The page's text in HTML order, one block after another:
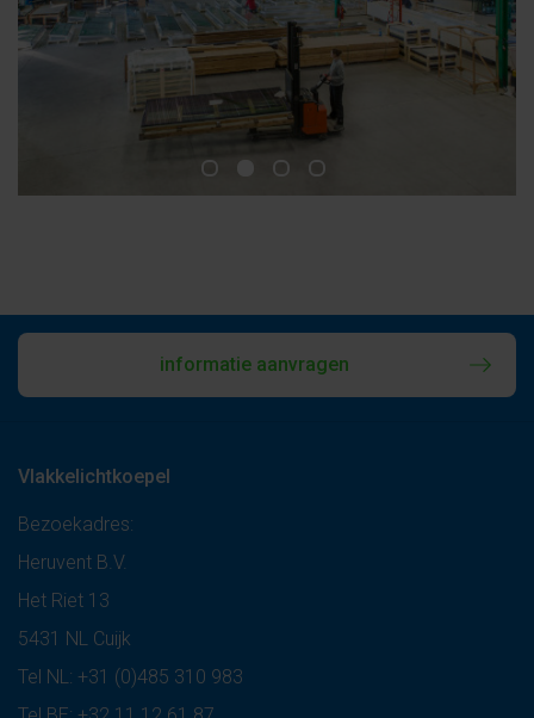
informatie aanvragen
Vlakkelichtkoepel
Bezoekadres:
Heruvent B.V.
Het Riet 13
5431 NL Cuijk
Tel NL: +31 (0)485 310 983